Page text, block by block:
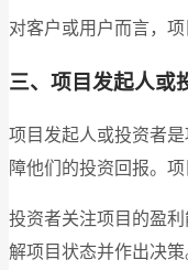
对客户或用户而言，
三、项目发起人或
项目发起人或投资者
障他们的投资回报。
投资者关注项目的盈
解项目状态并作出决策